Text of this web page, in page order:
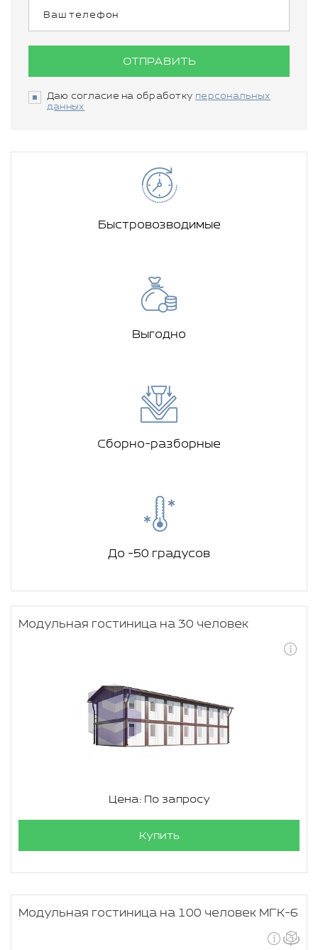
ОТПРАВИТЬ
Даю согласие на обработку персональных
данных
Быстровозводимые
Выгодно
Сборно-разборные
До -50 градусов
Модульная гостиница на 30 человек
Цена: По запросу
Купить
Модульная гостиница на 100 человек МГК-6